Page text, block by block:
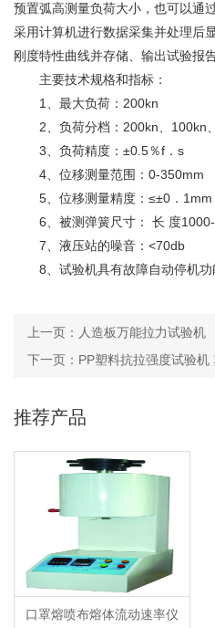
预置弧高测量负荷大小，也可以通
采用计算机进行数据采集并处理后
刚度特性曲线并存储、输出试验报告
主要技术规格和指标：
1、最大负荷：200kn
2、负荷分档：200kn、100kn
3、负荷精度：±0.5％f．s
4、位移测量范围：0-350mm
5、位移测量精度：≤±0．1mm
6、被测弹簧尺寸： 长 度
7、液压站的噪音：<70db
8、试验机具有故障自动停机功
上一页： 人造板万能拉力试验机
下一页： PP塑料抗拉强度试验
推荐产品
口罩熔喷布熔体流动速率仪